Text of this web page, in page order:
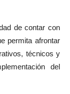
de contar con
permita afrontar
técnicos y
del